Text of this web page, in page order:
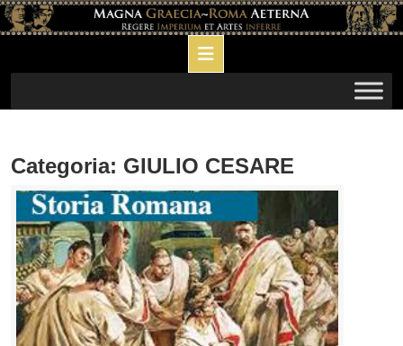
Skip
to
Categoria: GIULIO CESARE